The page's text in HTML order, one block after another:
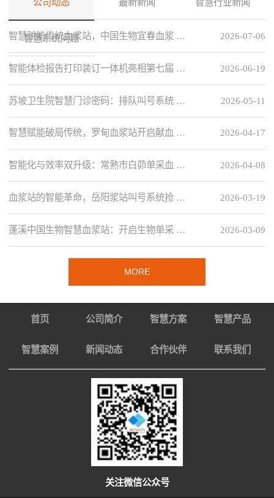
公司动态 最新新闻 智慧行业新闻
智慧系统问题 2026-07-06
智慧赋能传统血浆站，中国生物宜春血浆 …
2026-06-19
智能体检报告打印装订一体机亮相第七届 …
2026-05-11
苏坡卫生院智慧门诊密码：排队叫号系统 …
2026-04-17
智慧赋能破局传统，罗甸血浆站开启献血 …
2026-04-08
智能化与效率双升级：常熟市白茆单采血 …
2026-03-19
血浆站的智能革命，岳阳浆站叫号系统抢 …
2026-03-09
蓬溪中国生物智慧血浆站：开启生物单采 …
MORE
首页 公司简介 智慧方案 智慧产品
智慧案例 新闻动态 合作伙伴 联系我们
关注微信公众号